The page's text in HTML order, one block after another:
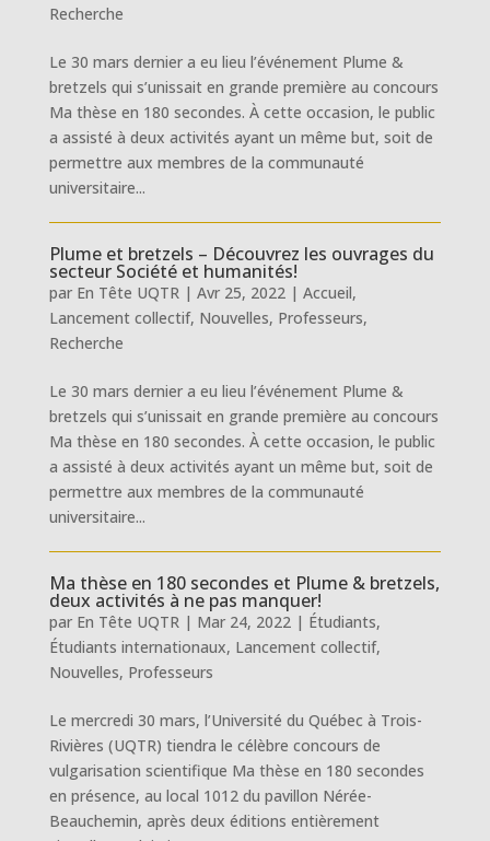
Recherche
Le 30 mars dernier a eu lieu l’événement Plume &
bretzels qui s’unissait en grande première au concours
Ma thèse en 180 secondes. À cette occasion, le public
a assisté à deux activités ayant un même but, soit de
permettre aux membres de la communauté
universitaire...
Plume et bretzels – Découvrez les ouvrages du
secteur Société et humanités!
par En Tête UQTR| Avr 25, 2022| Accueil,
Lancement collectif, Nouvelles, Professeurs,
Recherche
Le 30 mars dernier a eu lieu l’événement Plume &
bretzels qui s’unissait en grande première au concours
Ma thèse en 180 secondes. À cette occasion, le public
a assisté à deux activités ayant un même but, soit de
permettre aux membres de la communauté
universitaire...
Ma thèse en 180 secondes et Plume & bretzels,
deux activités à ne pas manquer!
par En Tête UQTR| Mar 24, 2022| Étudiants,
Étudiants internationaux, Lancement collectif,
Nouvelles, Professeurs
Le mercredi 30 mars, l’Université du Québec à Trois-
Rivières (UQTR) tiendra le célèbre concours de
vulgarisation scientifique Ma thèse en 180 secondes
en présence, au local 1012 du pavillon Nérée-
Beauchemin, après deux éditions entièrement